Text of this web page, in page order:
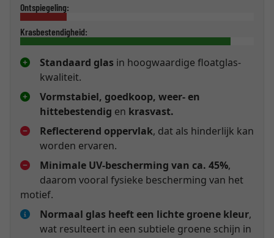
Ontspiegeling:
Krasbestendigheid:
Standaard glas in hoogwaardige floatglas-
kwaliteit.
Vormstabiel, goedkoop, weer- en
hittebestendig en krasvast.
Reflecterend oppervlak, dat als hinderlijk kan
worden ervaren.
Minimale UV-bescherming van ca. 45%,
daarom vooral fysieke bescherming van het
motief.
Normaal glas heeft een lichte groene kleur,
wat resulteert in een subtiele groene schijn in